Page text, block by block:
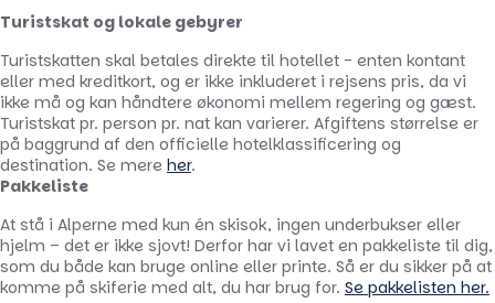
Turistskat og lokale gebyrer
Turistskatten skal betales direkte til hotellet - enten kontant
eller med kreditkort, og er ikke inkluderet i rejsens pris, da vi
ikke må og kan håndtere økonomi mellem regering og gæst.
Turistskat pr. person pr. nat kan varierer. Afgiftens størrelse er
på baggrund af den officielle hotelklassificering og
destination. Se mere her.
Pakkeliste
At stå i Alperne med kun én skisok, ingen underbukser eller
hjelm – det er ikke sjovt! Derfor har vi lavet en pakkeliste til dig,
som du både kan bruge online eller printe. Så er du sikker på at
komme på skiferie med alt, du har brug for. Se pakkelisten her.